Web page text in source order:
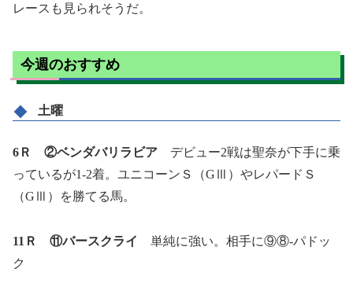
レースも見られそうだ。
今週のおすすめ
土曜
6Ｒ ②ベンダバリラビア デビュー2戦は聖奈が下手に乗
っているが1-2着。ユニコーンＳ（GⅢ）やレパードＳ
（GⅢ）を勝てる馬。
11Ｒ ⑪バースクライ
単純に強い。相手に⑨⑧-パドッ
ク